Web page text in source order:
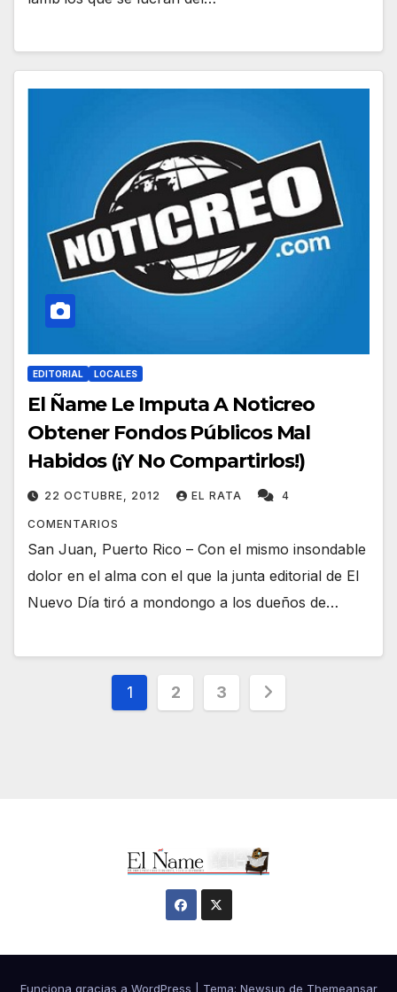
EDITORIAL LOCALES
El Ñame Le Imputa A Noticreo
Obtener Fondos Públicos Mal
Habidos (¡Y No Compartirlos!)
22 OCTUBRE, 2012 EL RATA 4
COMENTARIOS
San Juan, Puerto Rico – Con el mismo insondable
dolor en el alma con el que la junta editorial de El
Nuevo Día tiró a mondongo a los dueños de…
Navegación
1 2 3
Funciona gracias a WordPress Tema: Newsup de Themeansar